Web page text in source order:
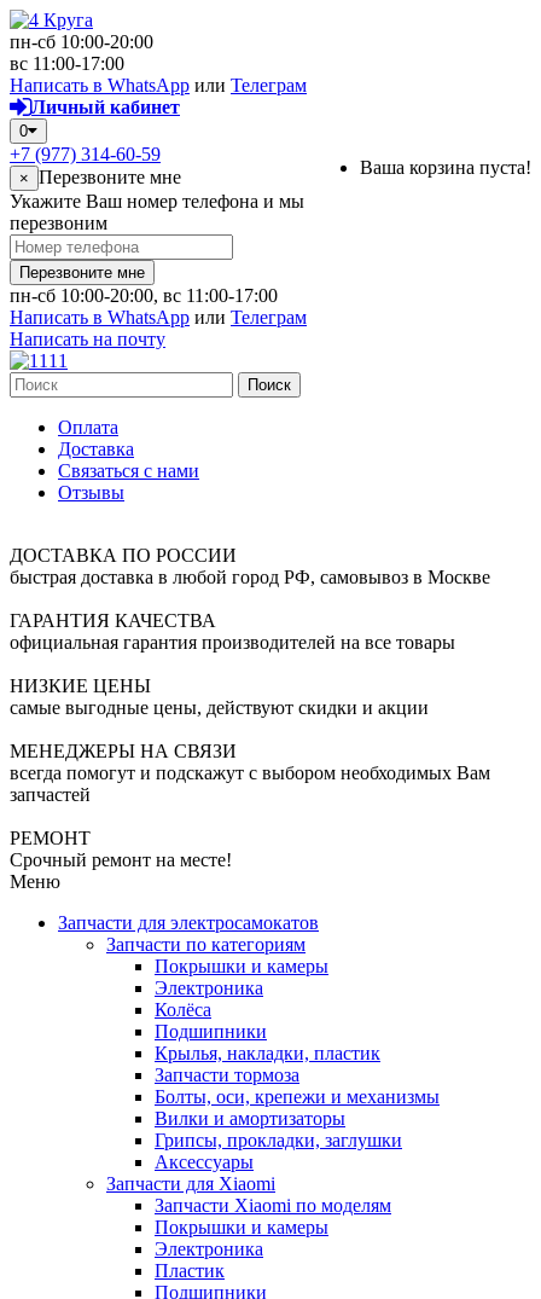
пн-сб 10:00-20:00
вс 11:00-17:00
Написать в WhatsApp или Телеграм
Личный кабинет
0
Ваша корзина пуста!
+7 (977) 314-60-59
× Перезвоните мне
Укажите Ваш номер телефона и мы
перезвоним
Перезвоните мне
пн-сб 10:00-20:00, вс 11:00-17:00
Написать в WhatsApp или Телеграм
Написать на почту
Поиск
Оплата
Доставка
Связаться с нами
Отзывы
ДОСТАВКА ПО РОССИИ
быстрая доставка в любой город РФ, самовывоз в Москве
ГАРАНТИЯ КАЧЕСТВА
официальная гарантия производителей на все товары
НИЗКИЕ ЦЕНЫ
самые выгодные цены, действуют скидки и акции
МЕНЕДЖЕРЫ НА СВЯЗИ
всегда помогут и подскажут с выбором необходимых Вам
запчастей
РЕМОНТ
Срочный ремонт на месте!
Меню
Запчасти для электросамокатов
Запчасти по категориям
Покрышки и камеры
Электроника
Колёса
Подшипники
Крылья, накладки, пластик
Запчасти тормоза
Болты, оси, крепежи и механизмы
Вилки и амортизаторы
Грипсы, прокладки, заглушки
Аксессуары
Запчасти для Xiaomi
Запчасти Xiaomi по моделям
Покрышки и камеры
Электроника
Пластик
Подшипники